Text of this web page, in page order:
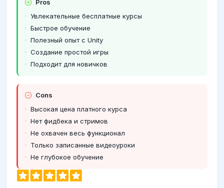
Pros
Увлекательные бесплатные курсы
Быстрое обучение
Полезный опыт с Unity
Создание простой игры
Подходит для новичков
Cons
Высокая цена платного курса
Нет фидбека и стримов
Не охвачен весь функционал
Только записанные видеоуроки
Не глубокое обучение